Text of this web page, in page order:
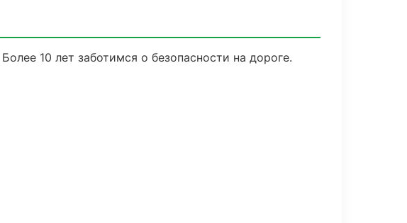
10 лет заботимся о безопасности на дороге.